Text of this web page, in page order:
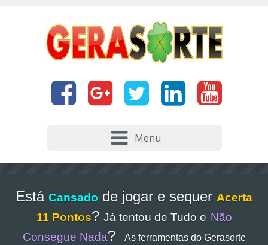
Menu
Está Cansado de jogar e sequer Acerta
11 Pontos? Já tentou de Tudo e Não
Consegue Nada?
As ferramentas do Gerasorte